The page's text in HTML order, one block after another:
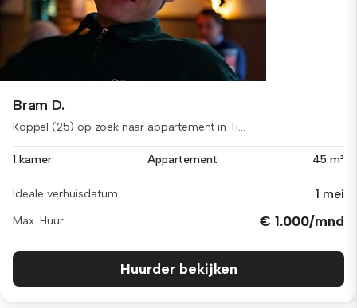
Bram D.
Koppel (25) op zoek naar appartement in Ti...
1 kamer Appartement 45 m²
Ideale verhuisdatum 1 mei
Max. Huur € 1.000/mnd
Huurder bekijken